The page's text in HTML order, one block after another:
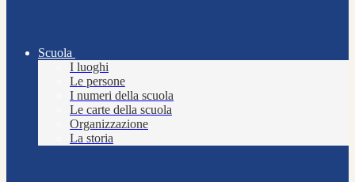
Scuola
I luoghi
Le persone
I numeri della scuola
Le carte della scuola
Organizzazione
La storia